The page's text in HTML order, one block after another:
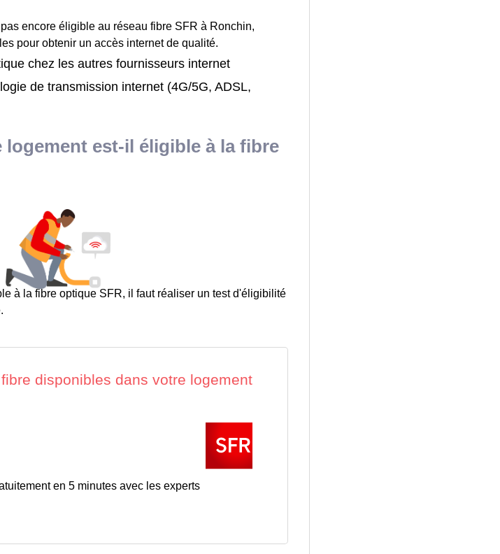
encore éligible au réseau fibre SFR à Ronchin,
pour obtenir un accès internet de qualité.
chez les autres fournisseurs internet
de transmission internet (4G/5G, ADSL,
logement est-il éligible à la fibre
à la fibre optique SFR, il faut réaliser un test d'éligibilité
en 5 minutes avec les experts